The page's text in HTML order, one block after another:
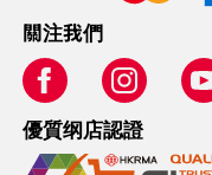
關注我們
優質纲店認證